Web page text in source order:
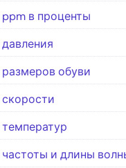
в проценты
обуви
частоты и длины